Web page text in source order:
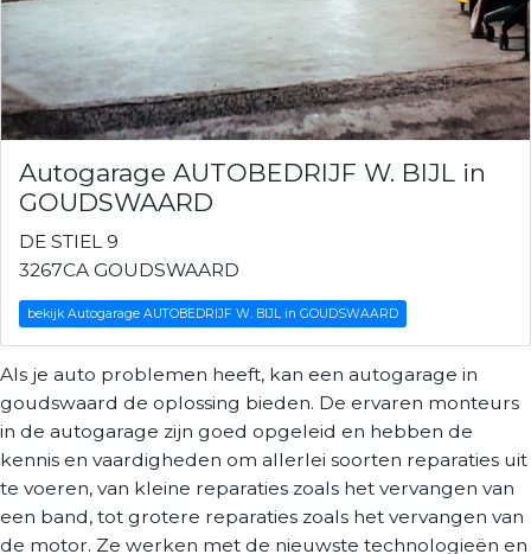
Autogarage AUTOBEDRIJF W. BIJL in
GOUDSWAARD
DE STIEL 9
3267CA GOUDSWAARD
bekijk Autogarage AUTOBEDRIJF W. BIJL in GOUDSWAARD
Als je auto problemen heeft, kan een autogarage in
goudswaard de oplossing bieden. De ervaren monteurs
in de autogarage zijn goed opgeleid en hebben de
kennis en vaardigheden om allerlei soorten reparaties uit
te voeren, van kleine reparaties zoals het vervangen van
een band, tot grotere reparaties zoals het vervangen van
de motor. Ze werken met de nieuwste technologieën en